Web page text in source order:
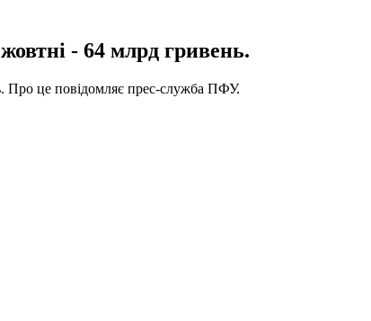
- 64 млрд гривень.
Про це повідомляє прес-служба ПФУ.